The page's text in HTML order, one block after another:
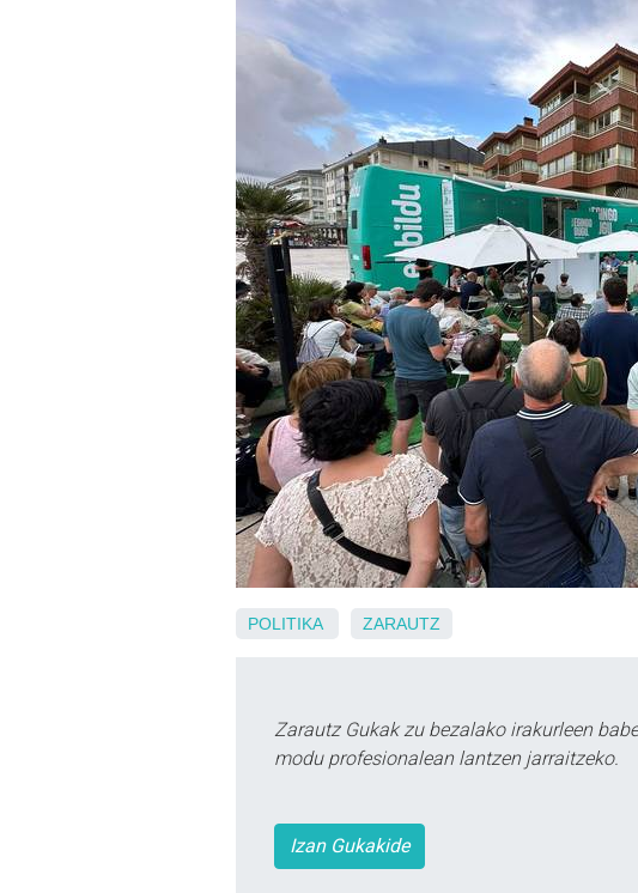
POLITIKA ZARAUTZ
Zarautz Gukak zu bezalako irakurleen
modu profesionalean lantzen jarraitzeko.
Izan Gukakide